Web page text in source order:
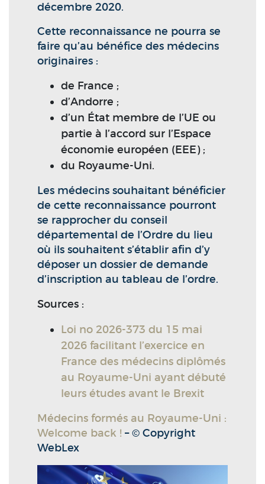
décembre 2020.
Cette reconnaissance ne pourra se
faire qu’au bénéfice des médecins
originaires :
de France ;
d’Andorre ;
d’un État membre de l’UE ou
partie à l’accord sur l’Espace
économie européen (EEE) ;
du Royaume-Uni.
Les médecins souhaitant bénéficier
de cette reconnaissance pourront
se rapprocher du conseil
départemental de l’Ordre du lieu
où ils souhaitent s’établir afin d’y
déposer un dossier de demande
d’inscription au tableau de l’ordre.
Sources :
Loi no 2026-373 du 15 mai
2026 facilitant l’exercice en
France des médecins diplômés
au Royaume-Uni ayant débuté
leurs études avant le Brexit
Médecins formés au Royaume-Uni :
Welcome back ! – © Copyright
WebLex